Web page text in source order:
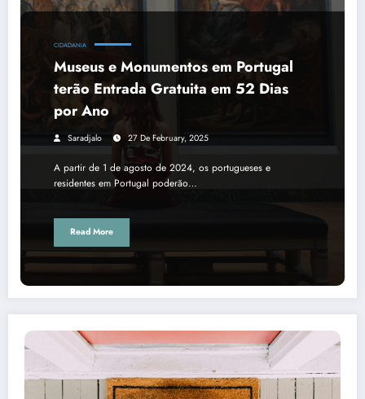
CIDADANIA
Museus e Monumentos em Portugal
terão Entrada Gratuita em 52 Dias
por Ano
Saradjalo 27 De February, 2025
A partir de 1 de agosto de 2024, os portugueses e
residentes em Portugal poderão…
Read More